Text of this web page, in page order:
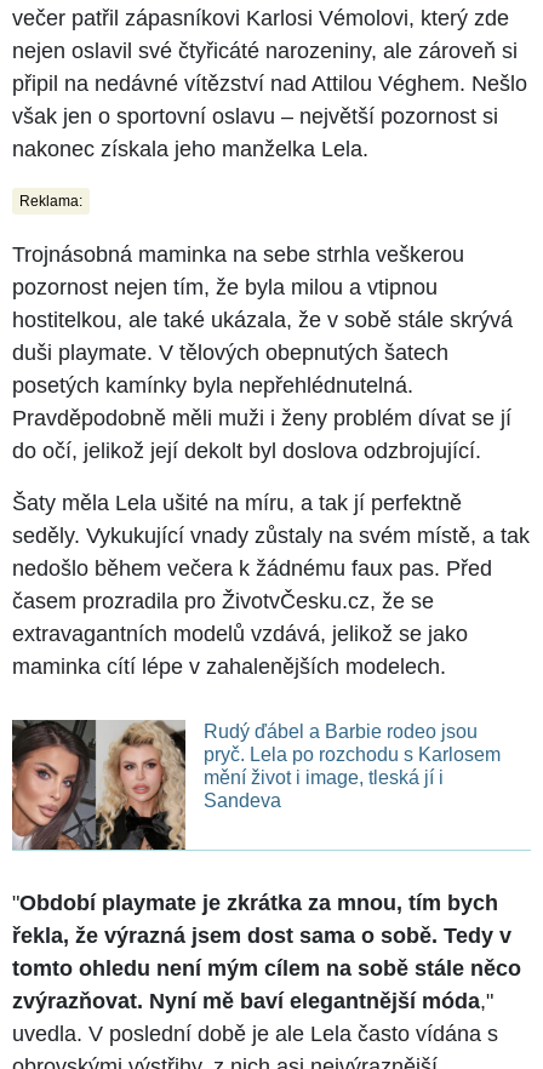
večer patřil zápasníkovi Karlosi Vémolovi, který zde
nejen oslavil své čtyřicáté narozeniny, ale zároveň si
připil na nedávné vítězství nad Attilou Véghem. Nešlo
však jen o sportovní oslavu – největší pozornost si
nakonec získala jeho manželka Lela.
Reklama:
Trojnásobná maminka na sebe strhla veškerou
pozornost nejen tím, že byla milou a vtipnou
hostitelkou, ale také ukázala, že v sobě stále skrývá
duši playmate. V tělových obepnutých šatech
posetých kamínky byla nepřehlédnutelná.
Pravděpodobně měli muži i ženy problém dívat se jí
do očí, jelikož její dekolt byl doslova odzbrojující.
Šaty měla Lela ušité na míru, a tak jí perfektně
seděly. Vykukující vnady zůstaly na svém místě, a tak
nedošlo během večera k žádnému faux pas. Před
časem prozradila pro ŽivotvČesku.cz, že se
extravagantních modelů vzdává, jelikož se jako
maminka cítí lépe v zahalenějších modelech.
Rudý ďábel a Barbie rodeo jsou
pryč. Lela po rozchodu s Karlosem
mění život i image, tleská jí i
Sandeva
"Období playmate je zkrátka za mnou, tím bych
řekla, že výrazná jsem dost sama o sobě. Tedy v
tomto ohledu není mým cílem na sobě stále něco
zvýrazňovat. Nyní mě baví elegantnější móda,"
uvedla. V poslední době je ale Lela často vídána s